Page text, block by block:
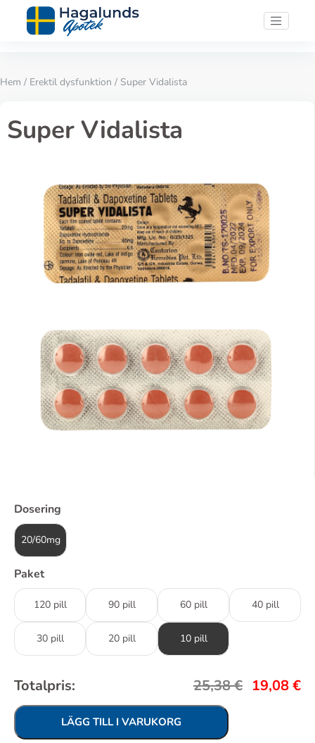
Hem / Erektil dysfunktion / Super Vidalista
Super Vidalista
Dosering
20/60mg
Paket
120 pill 90 pill 60 pill 40 pill
30 pill 20 pill 10 pill
Totalpris: 25,38€ 19,08€
LÄGG TILL I VARUKORG